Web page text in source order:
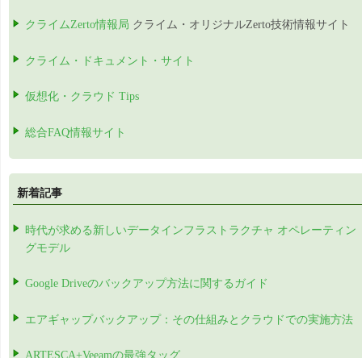
クライムZerto情報局 クライム・オリジナルZerto技術情報サイト
クライム・ドキュメント・サイト
仮想化・クラウド Tips
総合FAQ情報サイト
新着記事
時代が求める新しいデータインフラストラクチャ オペレーティン
グモデル
Google Driveのバックアップ方法に関するガイド
エアギャップバックアップ：その仕組みとクラウドでの実施方法
ARTESCA+Veeamの最強タッグ